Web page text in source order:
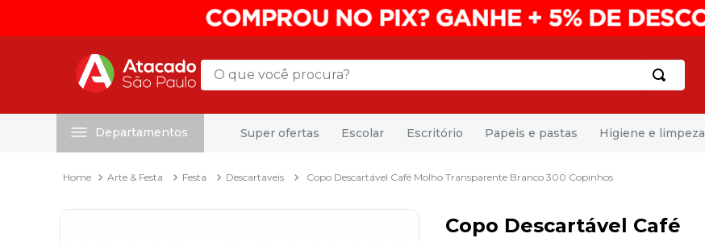
O que você procura?
Departamentos Super ofertas Escolar Escritório Papeis e pastas Higiene e limpeza
Arte & Festa Festa Descartaveis Copo Descartável Café Molho Transparente Branco 300 Copinhos
Copo Descartável Café
papel toalha